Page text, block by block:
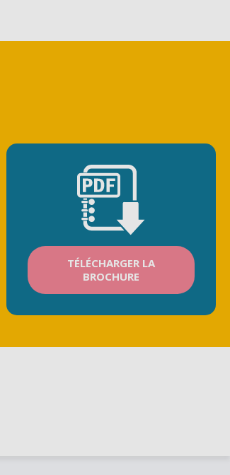
TÉLÉCHARGER LA
BROCHURE